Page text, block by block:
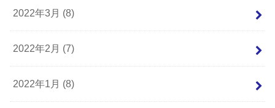
2022年3月 (8)
2022年2月 (7)
2022年1月 (8)